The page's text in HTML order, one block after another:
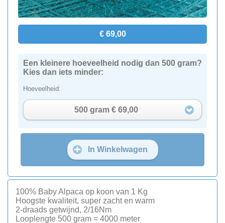
€ 69,00
Een kleinere hoeveelheid nodig dan 500 gram?
Kies dan iets minder:
Hoeveelheid:
500 gram € 69,00
In Winkelwagen
100% Baby Alpaca op koon van 1 Kg
Hoogste kwaliteit, super zacht en warm
2-draads getwijnd, 2/16Nm
Looplengte 500 gram = 4000 meter